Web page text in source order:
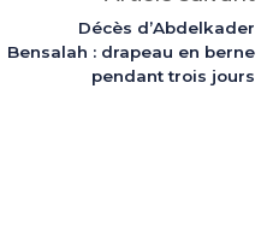
Décès d’Abdelkader
Bensalah : drapeau en berne
pendant trois jours